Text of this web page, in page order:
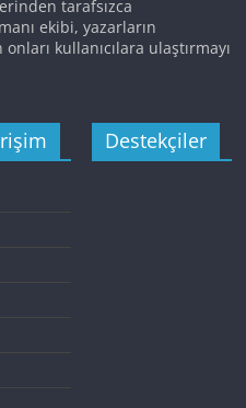
tarafsızca
ekibi, yazarların
kullanıcılara ulaştırmayı
Destekçiler